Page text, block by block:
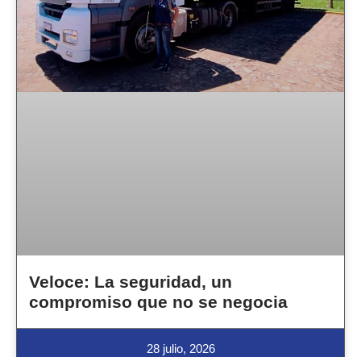
Veloce: La seguridad, un
compromiso que no se negocia
28 julio, 2026